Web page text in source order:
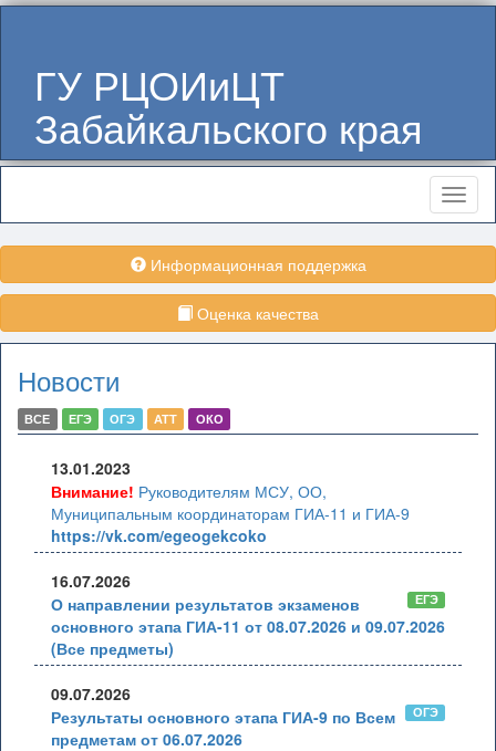
ГУ РЦОИиЦТ
Забайкальского края
Меню
Информационная поддержка
Оценка качества
Новости
ВСЕ ЕГЭ ОГЭ АТТ ОКО
13.01.2023
Внимание! Руководителям МСУ, ОО,
Муниципальным координаторам ГИА-11 и ГИА-9
https://vk.com/egeogekcoko
16.07.2026
ЕГЭ
О направлении результатов экзаменов
основного этапа ГИА-11 от 08.07.2026 и 09.07.2026
(Все предметы)
09.07.2026
ОГЭ
Результаты основного этапа ГИА-9 по Всем
предметам от 06.07.2026